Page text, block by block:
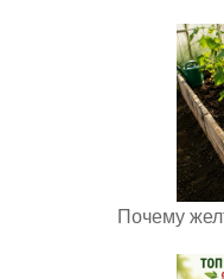
Почему